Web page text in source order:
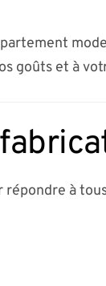
goûts et à
à